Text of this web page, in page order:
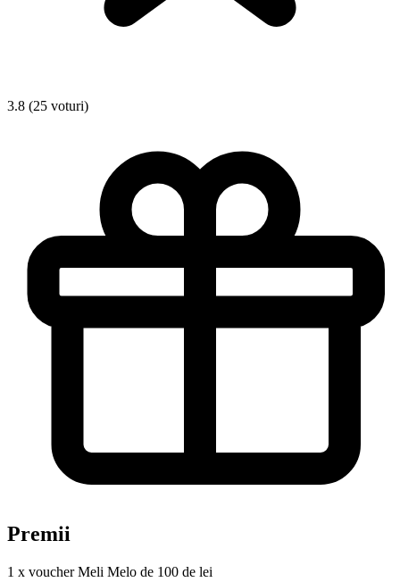
3.8 (25 voturi)
Premii
1 x voucher Meli Melo de 100 de lei